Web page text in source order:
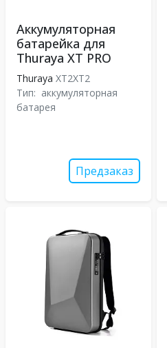
Аккумуляторная
батарейка для
Thuraya XT PRO
Thuraya XT2XT2
Тип: аккумуляторная
батарея
Предзаказ